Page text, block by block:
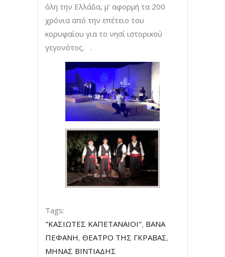
όλη την Ελλάδα, μ’ αφορμή τα 200
χρόνια από την επέτειο του
κορυφαίου για το νησί ιστορικού
γεγονότος. .
Tags:
"ΚΑΣΙΩΤΕΣ ΚΑΠΕΤΑΝΑΙΟΙ", ΒΑΝΑ
ΠΕΦΑΝΗ, ΘΕΑΤΡΟ ΤΗΣ ΓΚΡΑΒΑΣ,
ΜΗΝΑΣ ΒΙΝΤΙΑΔΗΣ